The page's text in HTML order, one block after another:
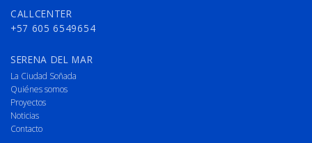
CALLCENTER
+57 605 6549654
SERENA DEL MAR
La Ciudad Soñada
Quiénes somos
Proyectos
Noticias
Contacto